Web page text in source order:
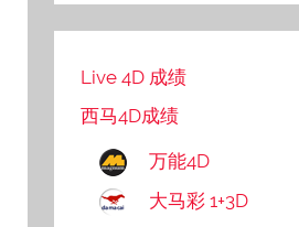
Live 4D 成绩
西马4D成绩
万能4D
大马彩 1+3D